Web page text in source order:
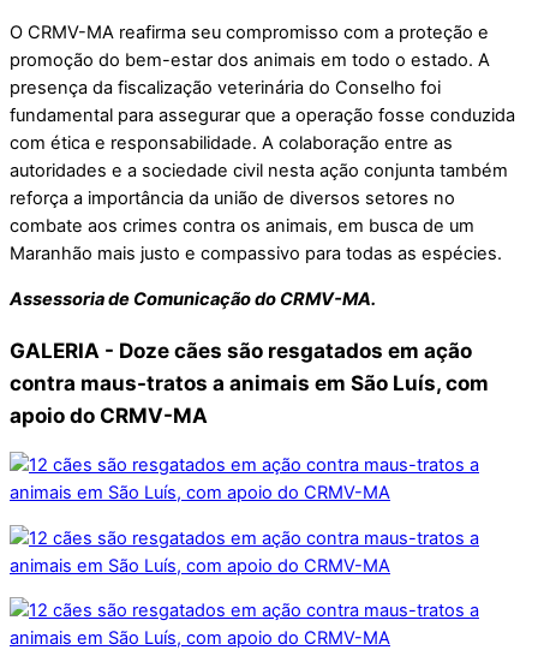
O CRMV-MA reafirma seu compromisso com a proteção e
promoção do bem-estar dos animais em todo o estado. A
presença da fiscalização veterinária do Conselho foi
fundamental para assegurar que a operação fosse conduzida
com ética e responsabilidade. A colaboração entre as
autoridades e a sociedade civil nesta ação conjunta também
reforça a importância da união de diversos setores no
combate aos crimes contra os animais, em busca de um
Maranhão mais justo e compassivo para todas as espécies.
Assessoria de Comunicação do CRMV-MA.
GALERIA - Doze cães são resgatados em ação
contra maus-tratos a animais em São Luís, com
apoio do CRMV-MA